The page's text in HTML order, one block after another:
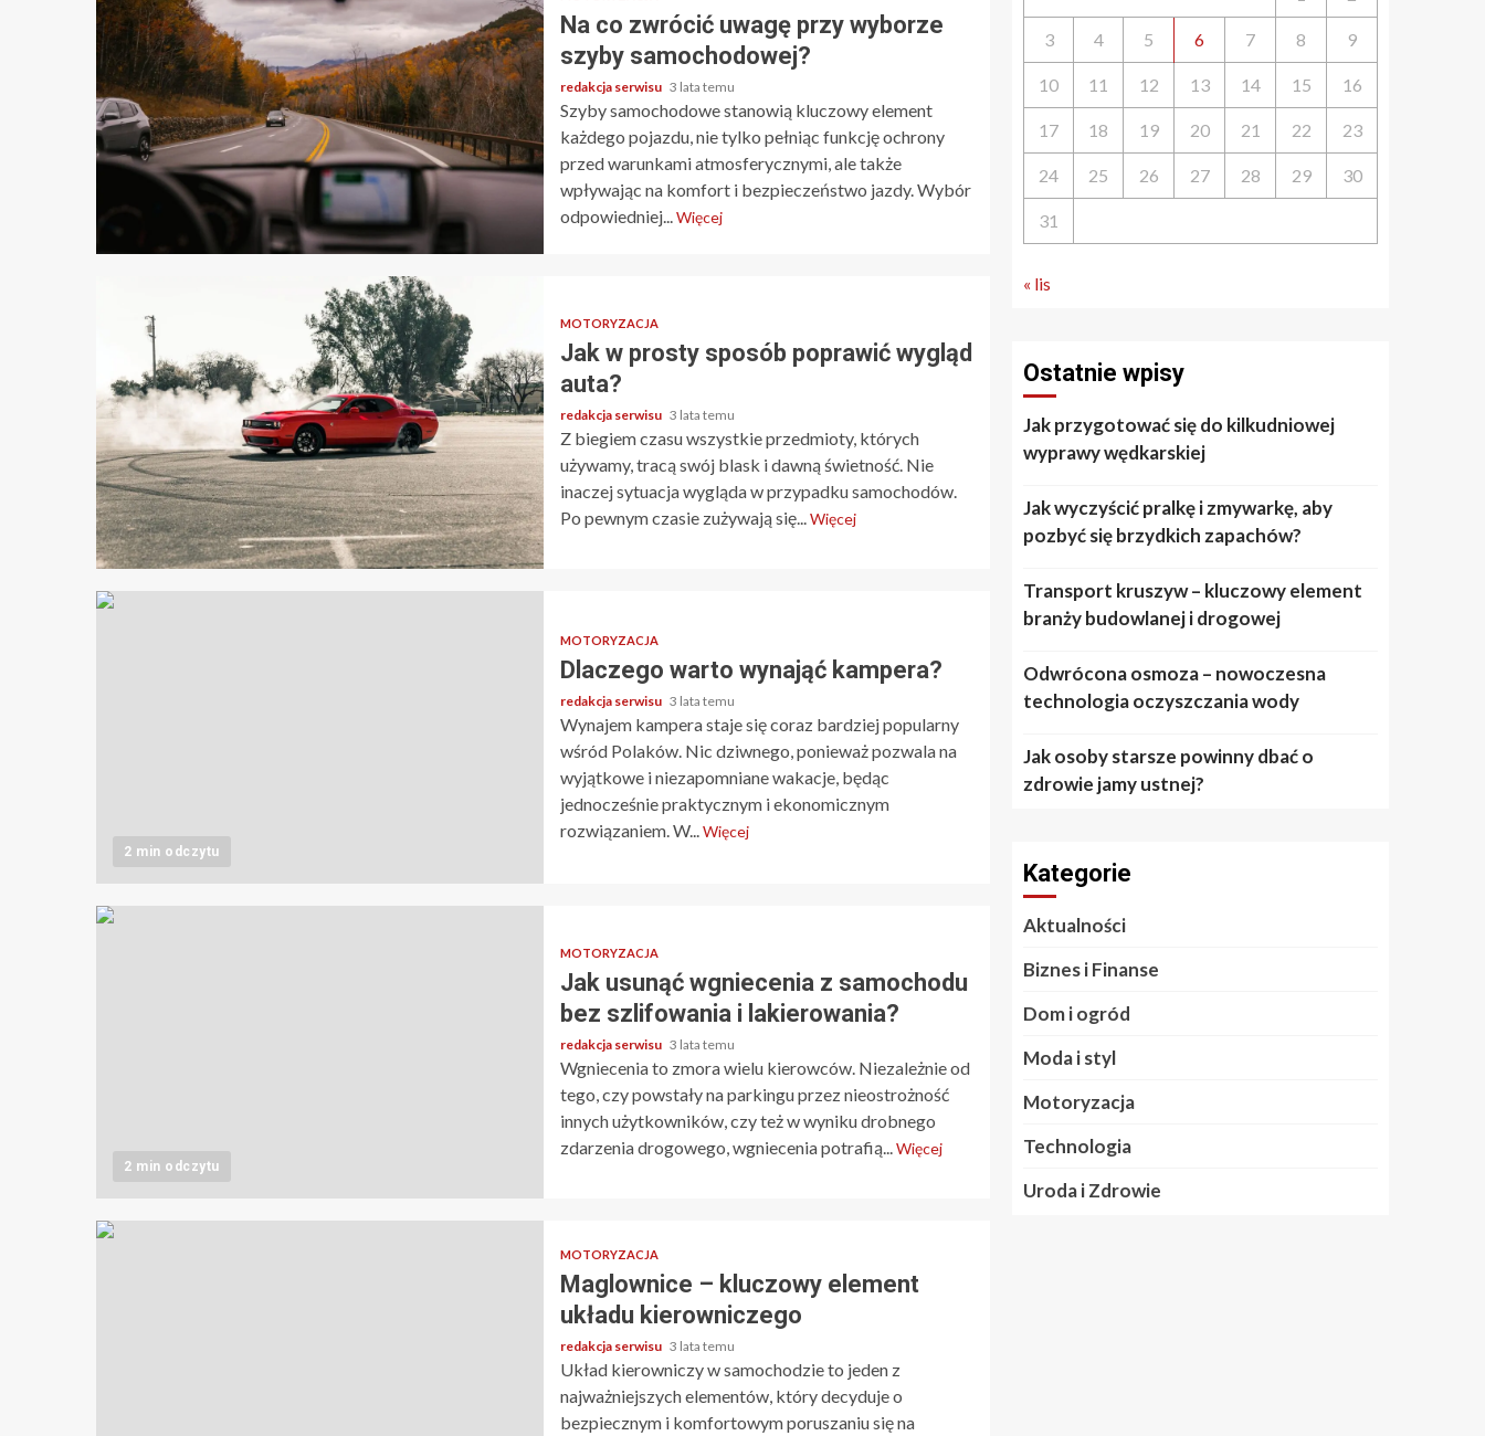
2 min odczytu
Na co zwrócić uwagę przy wyborze
szyby samochodowej?
redakcja serwisu 3 lata temu
Szyby samochodowe stanowią kluczowy element
każdego pojazdu, nie tylko pełniąc funkcję ochrony
przed warunkami atmosferycznymi, ale także
wpływając na komfort i bezpieczeństwo jazdy. Wybór
odpowiedniej... Więcej
3 min odczytu
MOTORYZACJA
Jak w prosty sposób poprawić wygląd
auta?
redakcja serwisu 3 lata temu
Z biegiem czasu wszystkie przedmioty, których
używamy, tracą swój blask i dawną świetność. Nie
inaczej sytuacja wygląda w przypadku samochodów.
Po pewnym czasie zużywają się... Więcej
2 min odczytu
MOTORYZACJA
Dlaczego warto wynająć kampera?
redakcja serwisu 3 lata temu
Wynajem kampera staje się coraz bardziej popularny
wśród Polaków. Nic dziwnego, ponieważ pozwala na
wyjątkowe i niezapomniane wakacje, będąc
jednocześnie praktycznym i ekonomicznym
rozwiązaniem. W... Więcej
2 min odczytu
MOTORYZACJA
Jak usunąć wgniecenia z samochodu
bez szlifowania i lakierowania?
redakcja serwisu 3 lata temu
Wgniecenia to zmora wielu kierowców. Niezależnie od
tego, czy powstały na parkingu przez nieostrożność
innych użytkowników, czy też w wyniku drobnego
zdarzenia drogowego, wgniecenia potrafią... Więcej
MOTORYZACJA
Maglownice – kluczowy element
układu kierowniczego
redakcja serwisu 3 lata temu
Układ kierowniczy w samochodzie to jeden z
najważniejszych elementów, który decyduje o
bezpiecznym i komfortowym poruszaniu się na
3 4 5 6 7 8 9
10 11 12 13 14 15 16
17 18 19 20 21 22 23
24 25 26 27 28 29 30
31
« lis
Ostatnie wpisy
Jak przygotować się do kilkudniowej
wyprawy wędkarskiej
Jak wyczyścić pralkę i zmywarkę, aby
pozbyć się brzydkich zapachów?
Transport kruszyw – kluczowy element
branży budowlanej i drogowej
Odwrócona osmoza – nowoczesna
technologia oczyszczania wody
Jak osoby starsze powinny dbać o
zdrowie jamy ustnej?
Kategorie
Aktualności
Biznes i Finanse
Dom i ogród
Moda i styl
Motoryzacja
Technologia
Uroda i Zdrowie